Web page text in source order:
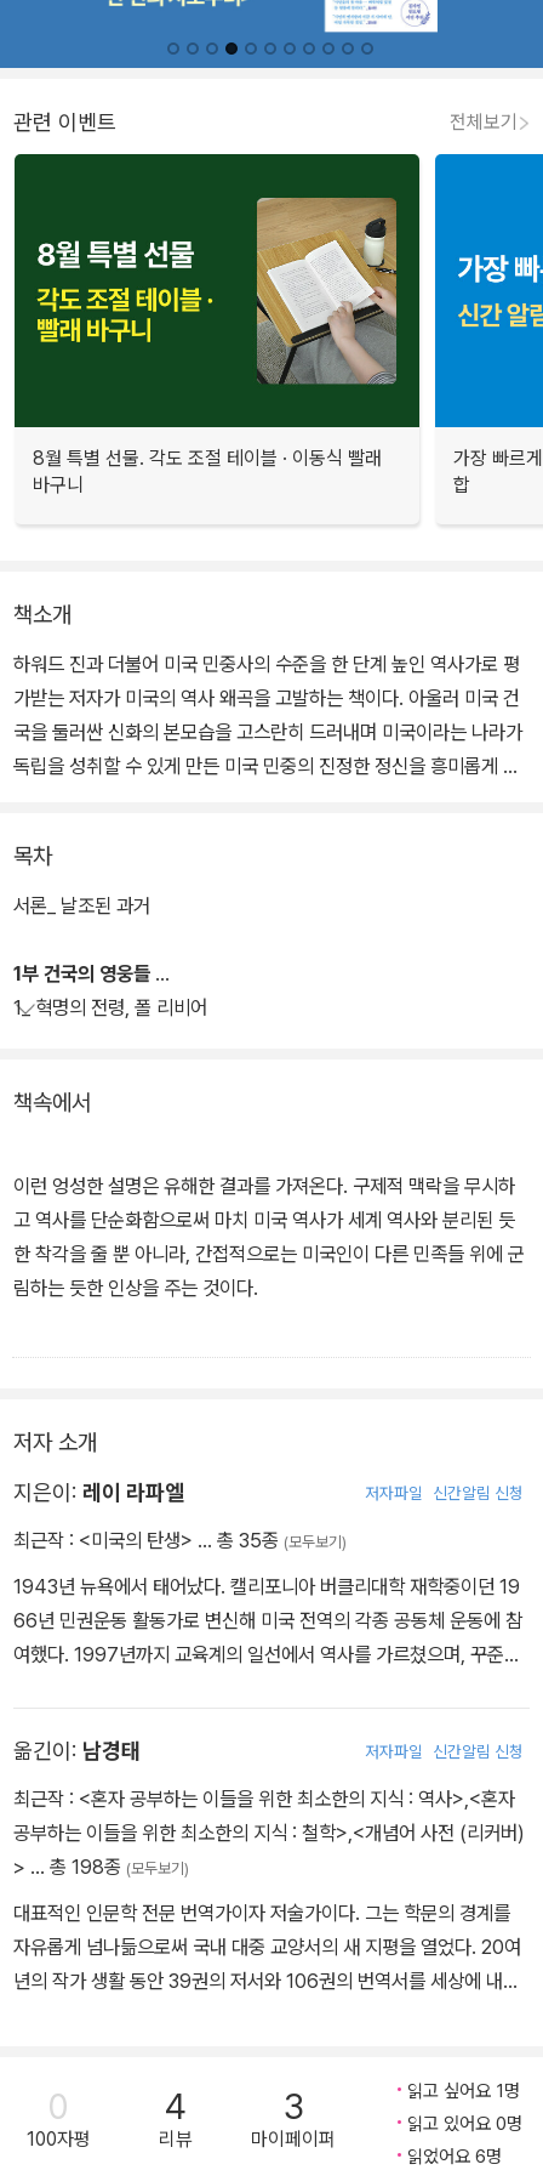
관련 이벤트 전체보기
8월 특별 선물. 각도 조절 테이블 · 이동식 빨래
바구니
가장 빠르
합
책소개
하워드 진과 더불어 미국 민중사의 수준을 한 단계 높인 역사가로 평
가받는 저자가 미국의 역사 왜곡을 고발하는 책이다. 아울러 미국 건
국을 둘러싼 신화의 본모습을 고스란히 드러내며 미국이라는 나라가
독립을 성취할 수 있게 만든 미국 민중의 진정한 정신을 흥미롭게 보
책은 미국 건국 당시의 유명한 일화들 중 그 진위가 의심스러운 13개
의 일화를 다룬다. 그 일화들은 대대로 미국의 건국을 찬양하는 이야
상의 가치를 얼마나 업신여기는 내용으로 가득 차 있는지 밝혀낸다.
목차
서론_ 날조된 과거
1부 건국의 영웅들
1_ 혁명의 전령, 폴 리비어
책속에서
이런 엉성한 설명은 유해한 결과를 가져온다. 구제적 맥락을 무시하
고 역사를 단순화함으로써 마치 미국 역사가 세계 역사와 분리된 듯
한 착각을 줄 뿐 아니라, 간접적으로는 미국인이 다른 민족들 위에 군
림하는 듯한 인상을 주는 것이다.
또한 복잡한 동맹과 조약 협상을 누락시키면 마치 혁명전쟁은 양측의
책이라는 위험한 발상을 부추긴다. - 본문 279쪽에서
저자 소개
지은이: 레이 라파엘 저자파일 신간알림 신청
최근작 : <미국의 탄생> … 총 35종 (모두보기)
1943년 뉴욕에서 태어났다. 캘리포니아 버클리대학 재학중이던 19
66년 민권운동 활동가로 변신해 미국 전역의 각종 공동체 운동에 참
여했다. 1997년까지 교육계의 일선에서 역사를 가르쳤으며, 꾸준히
옮긴이: 남경태 저자파일 신간알림 신청
최근작 : <혼자 공부하는 이들을 위한 최소한의 지식 : 역사>,<혼자
공부하는 이들을 위한 최소한의 지식 : 철학>,<개념어 사전 (리커버)
> … 총 198종 (모두보기)
대표적인 인문학 전문 번역가이자 저술가이다. 그는 학문의 경계를
자유롭게 넘나듦으로써 국내 대중 교양서의 새 지평을 열었다. 20여
년의 작가 생활 동안 39권의 저서와 106권의 번역서를 세상에 내놓
식의 세계는 넓고 풍요롭다. 과거와 현재, 동양과 서양, 역사와 철학을
종횡무진한 그의 책들은 독자들에게 경계 간의 울타리를 허물고 인문
학이라는 숲을 볼 수 있도록 돕는다. 평생 읽고 쓰는 삶을 살며 혼자
0
100자평
4
리뷰
3
마이페이퍼
읽고 싶어요 1명
읽고 있어요 0명
읽었어요 6명